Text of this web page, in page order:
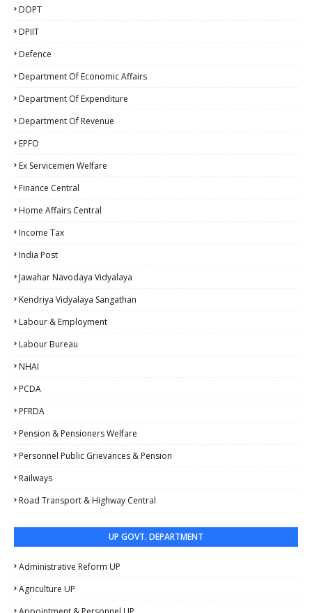
DOPT
DPIIT
Defence
Department Of Economic Affairs
Department Of Expenditure
Department Of Revenue
EPFO
Ex Servicemen Welfare
Finance Central
Home Affairs Central
Income Tax
India Post
Jawahar Navodaya Vidyalaya
Kendriya Vidyalaya Sangathan
Labour & Employment
Labour Bureau
NHAI
PCDA
PFRDA
Pension & Pensioners Welfare
Personnel Public Grievances & Pension
Railways
Road Transport & Highway Central
UP GOVT. DEPARTMENT
Administrative Reform UP
Agriculture UP